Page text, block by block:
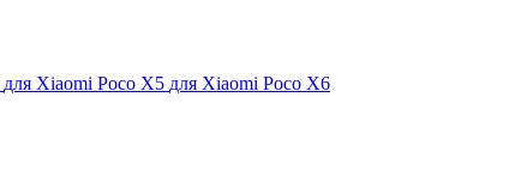
для Xiaomi Poco X5 для Xiaomi Poco X6